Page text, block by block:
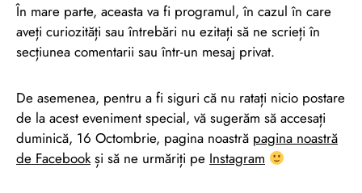
În mare parte, aceasta va fi programul, în cazul în care
aveți curiozități sau întrebări nu ezitați să ne scrieți în
secțiunea comentarii sau într-un mesaj privat.
De asemenea, pentru a fi siguri că nu ratați nicio postare
de la acest eveniment special, vă sugerăm să accesați
duminică, 16 Octombrie, pagina noastră pagina noastră
de Facebookși să ne urmăriți pe Instagram